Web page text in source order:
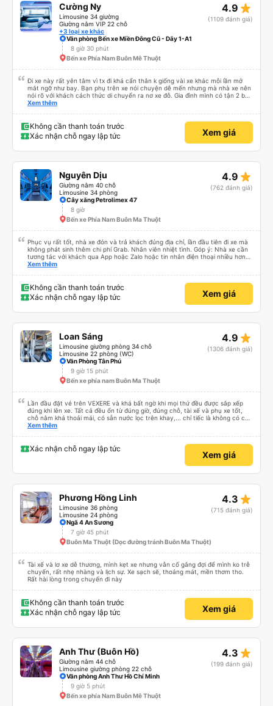
Cường Ny
Limousine 34 giường
Giường nằm VIP 22 chỗ
+3 loại xe khác
4.9 star_rate
(1109 đánh giá)
Văn phòng Bến xe Miền Đông Cũ - Dãy 1-A1
8 giờ 30 phút
Bến xe Phía Nam Buôn Mê Thuột
Đi xe này rất yên tâm vì tx đi khá cẩn thân k giống vài xe khác mỗi lần mở
mắt ngỡ như bay. Bạn phụ trên xe nói chuyện dễ mến nhưng mà nhà xe nên
nói rõ với khách cách thức di chuyển ra nơ xe đỗ. Gia đình mình có tận 2 bé
nhỏ tay xách nách mang mà mình bị xoay vòng vòng đi bộ đến khu đỗ xe thì
Xem thêm
Không cần thanh toán trước
Xác nhận chỗ ngay lập tức
Xem giá
Nguyên Dịu
Giường nằm 40 chỗ
Limousine 34 phòng
4.9 star_rate
(762 đánh giá)
Cây xăng Petrolimex 47
8 giờ
Bến xe Phía Nam Buôn Ma Thuột
Phục vụ rất tốt, nhà xe đón và trả khách đúng địa chỉ, lần đầu tiên đi xe mà
không phát sinh thêm chi phí Grab. Nhân viên nhiệt tình. Góp ý: Nhà xe cần
tương tác với khách qua App hoặc Zalo hoặc tin nhắn điện thoại nhiều hơn
nữa để hành khách yên tâm đặc biệt là khách đặt vé qua App. Chân thành
Xem thêm
Không cần thanh toán trước
Xác nhận chỗ ngay lập tức
Xem giá
Loan Sáng
Limousine giường phòng 34 chỗ
Limousine 22 phòng (WC)
4.9 star_rate
(1306 đánh giá)
Văn Phòng Tân Phú
9 giờ 15 phút
Bến xe phía nam Buôn Ma Thuột
Lần đầu đặt vé trên VEXERE và khá bất ngờ khi mọi thứ đều được sắp xếp
đúng khi lên xe. Tất cả đều ổn từ đúng giờ, đúng chỗ, tài xế và phụ xe tốt,
chỗ nằm khá thoải mái, có sẵn nước lọc trên khay,... chỉ tiếc là không có chỗ
để sạc pin thôi. Nhưng vậy cũng quá ổn rồi!
Xem thêm
Xác nhận chỗ ngay lập tức
Xem giá
Phương Hồng Linh
Limousine 36 phòng
Limousine 24 phòng
4.3 star_rate
(715 đánh giá)
Ngã 4 An Sương
7 giờ 45 phút
Buôn Ma Thuột (Dọc đường tránh Buôn Ma Thuột)
Tài xế và lơ xe dễ thương, mình kẹt xe nhưng vẫn cố gắng đợi để mình ko trễ
chuyến, rất nhẹ nhàng và lịch sự. Xe sạch sẽ, thoáng mát, mền thơm tho.
Rất hài lòng trong chuyến đi này
Không cần thanh toán trước
Xác nhận chỗ ngay lập tức
Xem giá
Anh Thư (Buôn Hồ)
Giường nằm 44 chỗ
Limousine giường phòng 22 chỗ
4.3 star_rate
(199 đánh giá)
Văn phòng Anh Thư Hồ Chí Minh
9 giờ 5 phút
Bến xe phía Nam Buôn Mê Thuột